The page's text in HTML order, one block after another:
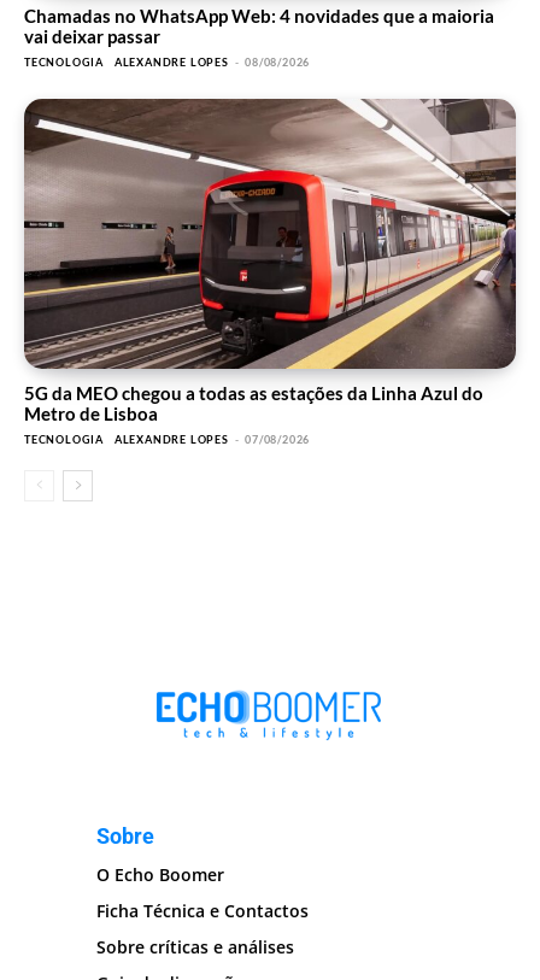
Chamadas no WhatsApp Web: 4 novidades que a maioria
vai deixar passar
TECNOLOGIA ALEXANDRE LOPES - 08/08/2026
5G da MEO chegou a todas as estações da Linha Azul do
Metro de Lisboa
TECNOLOGIA ALEXANDRE LOPES - 07/08/2026
Sobre
O Echo Boomer
Ficha Técnica e Contactos
Sobre críticas e análises